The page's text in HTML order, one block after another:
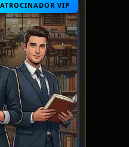
VIP